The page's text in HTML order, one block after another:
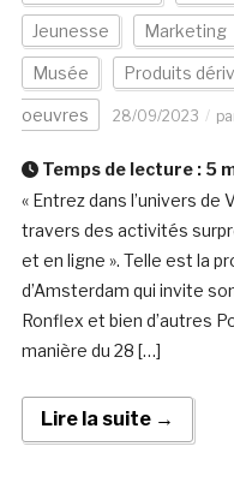
Jeunesse Marketing
Musée Produits
oeuvres 28/09/2023
Temps de lecture : 5
« Entrez dans l’univers
travers des activités
et en ligne ». Telle est la
d’Amsterdam qui invite
Ronflex et bien d’autres
manière du 28 […]
Lire la suite →